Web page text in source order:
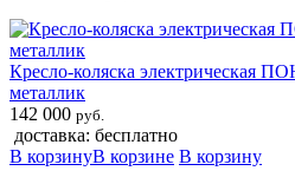
Кресло-коляска электрическая
металлик
142 000 руб.
доставка: бесплатно
В корзинуВ корзине В корзину